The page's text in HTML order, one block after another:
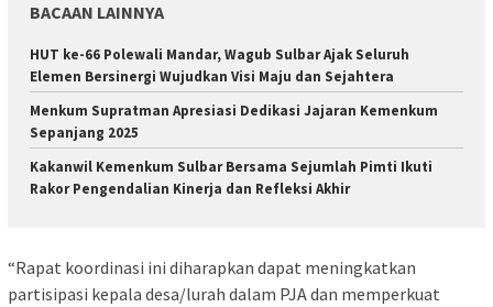
BACAAN LAINNYA
HUT ke-66 Polewali Mandar, Wagub Sulbar Ajak Seluruh
Elemen Bersinergi Wujudkan Visi Maju dan Sejahtera
Menkum Supratman Apresiasi Dedikasi Jajaran Kemenkum
Sepanjang 2025
Kakanwil Kemenkum Sulbar Bersama Sejumlah Pimti Ikuti
Rakor Pengendalian Kinerja dan Refleksi Akhir
“Rapat koordinasi ini diharapkan dapat meningkatkan
partisipasi kepala desa/lurah dalam PJA dan memperkuat